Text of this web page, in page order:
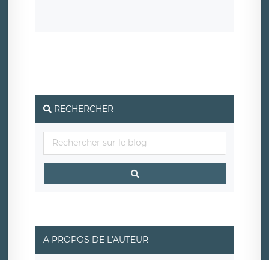
rue Léopold Sédar Senghor, joignable à l’adresse mail :
responsabledetraitement@legavox.fr. Vous avez
également le droit d’introduire une réclamation auprès
d’une autorité de contrôle.
RECHERCHER
A PROPOS DE L'AUTEUR